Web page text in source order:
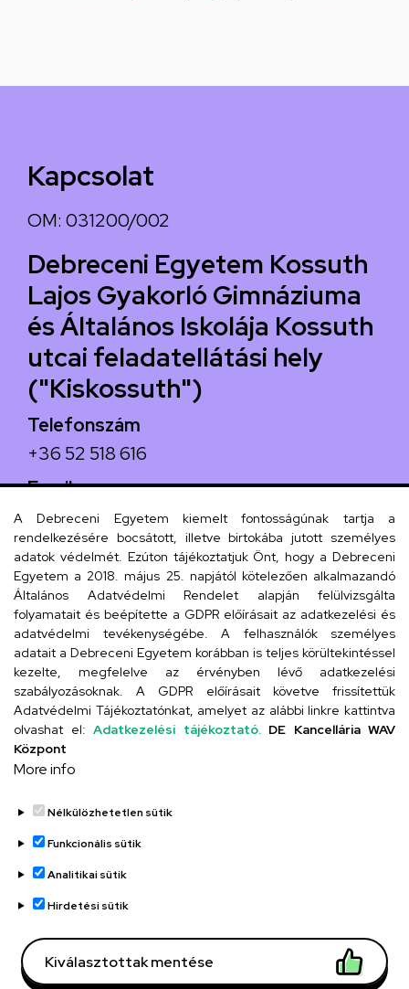
Kapcsolat
OM: 031200/002
Debreceni Egyetem Kossuth
Lajos Gyakorló Gimnáziuma
és Általános Iskolája Kossuth
utcai feladatellátási hely
("Kiskossuth")
Telefonszám
+36 52 518 616
Email
iskola@kossuth-alt.unideb.hu
Cím
4024 Debrecen, Kossuth utca 33.
Szervezeti telefonkönyv
UD telefonkönyv
Adatvédelem
Adatvédelem
Régi oldal
Technikai információk
A Debreceni Egyetem kiemelt fontosságúnak tartja a
rendelkezésére bocsátott, illetve birtokába jutott személyes
adatok védelmét. Ezúton tájékoztatjuk Önt, hogy a Debreceni
Egyetem a 2018. május 25. napjától kötelezően alkalmazandó
Általános Adatvédelmi Rendelet alapján felülvizsgálta
folyamatait és beépítette a GDPR előírásait az adatkezelési és
adatvédelmi tevékenységébe. A felhasználók személyes
adatait a Debreceni Egyetem korábban is teljes körültekintéssel
kezelte, megfelelve az érvényben lévő adatkezelési
szabályozásoknak. A GDPR előírásait követve frissítettük
Adatvédelmi Tájékoztatónkat, amelyet az alábbi linkre kattintva
olvashat el: Adatkezelési tájékoztató. DE Kancellária WAV
Központ
More info
Nélkülözhetetlen sütik
Funkcionális sütik
Analitikai sütik
Hirdetési sütik
Kiválasztottak mentése